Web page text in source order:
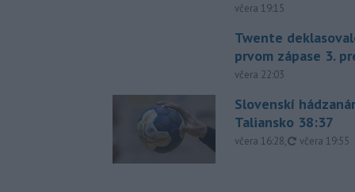
včera 19:15
Twente
prvom zápase 3.
včera 22:03
Slovenskí
Taliansko 38:37
včera 16:28, aktualizované
včera 19:55